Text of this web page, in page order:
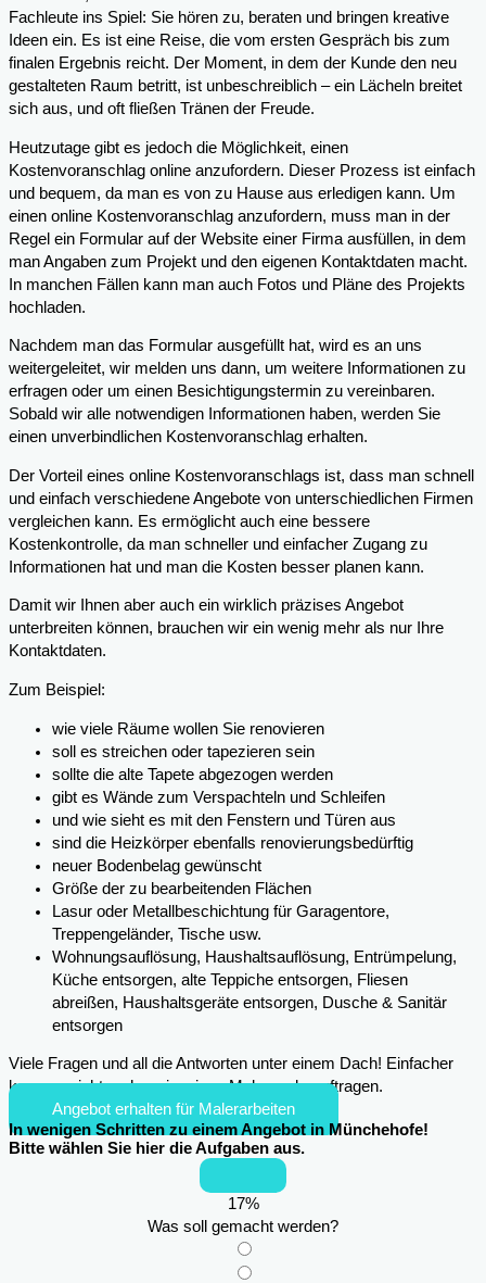
Fachleute ins Spiel: Sie hören zu, beraten und bringen kreative
Ideen ein. Es ist eine Reise, die vom ersten Gespräch bis zum
finalen Ergebnis reicht. Der Moment, in dem der Kunde den neu
gestalteten Raum betritt, ist unbeschreiblich – ein Lächeln breitet
sich aus, und oft fließen Tränen der Freude.
Heutzutage gibt es jedoch die Möglichkeit, einen
Kostenvoranschlag online anzufordern. Dieser Prozess ist einfach
und bequem, da man es von zu Hause aus erledigen kann. Um
einen online Kostenvoranschlag anzufordern, muss man in der
Regel ein Formular auf der Website einer Firma ausfüllen, in dem
man Angaben zum Projekt und den eigenen Kontaktdaten macht.
In manchen Fällen kann man auch Fotos und Pläne des Projekts
hochladen.
Nachdem man das Formular ausgefüllt hat, wird es an uns
weitergeleitet, wir melden uns dann, um weitere Informationen zu
erfragen oder um einen Besichtigungstermin zu vereinbaren.
Sobald wir alle notwendigen Informationen haben, werden Sie
einen unverbindlichen Kostenvoranschlag erhalten.
Der Vorteil eines online Kostenvoranschlags ist, dass man schnell
und einfach verschiedene Angebote von unterschiedlichen Firmen
vergleichen kann. Es ermöglicht auch eine bessere
Kostenkontrolle, da man schneller und einfacher Zugang zu
Informationen hat und man die Kosten besser planen kann.
Damit wir Ihnen aber auch ein wirklich präzises Angebot
unterbreiten können, brauchen wir ein wenig mehr als nur Ihre
Kontaktdaten.
Zum Beispiel:
wie viele Räume wollen Sie renovieren
soll es streichen oder tapezieren sein
sollte die alte Tapete abgezogen werden
gibt es Wände zum Verspachteln und Schleifen
und wie sieht es mit den Fenstern und Türen aus
sind die Heizkörper ebenfalls renovierungsbedürftig
neuer Bodenbelag gewünscht
Größe der zu bearbeitenden Flächen
Lasur oder Metallbeschichtung für Garagentore,
Treppengeländer, Tische usw.
Wohnungsauflösung, Haushaltsauflösung, Entrümpelung,
Küche entsorgen, alte Teppiche entsorgen, Fliesen
abreißen, Haushaltsgeräte entsorgen, Dusche & Sanitär
entsorgen
Viele Fragen und all die Antworten unter einem Dach! Einfacher
kann es nicht mehr sein, einen Maler zu beauftragen.
Angebot erhalten für Malerarbeiten
In wenigen Schritten zu einem Angebot in Münchehofe!
Bitte wählen Sie hier die Aufgaben aus.
17%
Was soll gemacht werden?